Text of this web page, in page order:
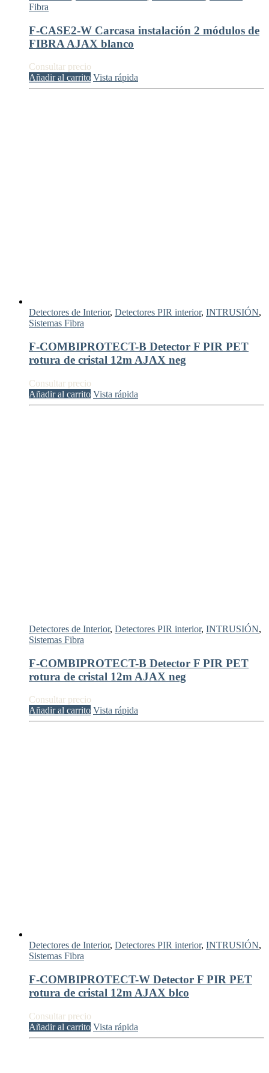
Fibra
F-CASE2-W Carcasa instalación 2 módulos de
FIBRA AJAX blanco
Consultar precio
Añadir al carrito Vista rápida
Detectores de Interior, Detectores PIR interior, INTRUSIÓN,
Sistemas Fibra
F-COMBIPROTECT-B Detector F PIR PET
rotura de cristal 12m AJAX neg
Consultar precio
Añadir al carrito Vista rápida
Detectores de Interior, Detectores PIR interior, INTRUSIÓN,
Sistemas Fibra
F-COMBIPROTECT-B Detector F PIR PET
rotura de cristal 12m AJAX neg
Consultar precio
Añadir al carrito Vista rápida
Detectores de Interior, Detectores PIR interior, INTRUSIÓN,
Sistemas Fibra
F-COMBIPROTECT-W Detector F PIR PET
rotura de cristal 12m AJAX blco
Consultar precio
Añadir al carrito Vista rápida